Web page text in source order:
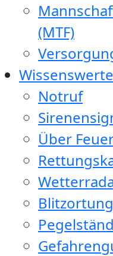
(MTF)
Notruf
Über
Blitzortung